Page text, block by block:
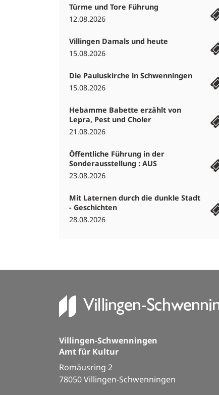
Türme und Tore Führung
12.08.2026
Villingen Damals und heute
15.08.2026
Die Pauluskirche in Schwenningen
15.08.2026
Hebamme Babette erzählt von
Lepra, Pest und Choler
21.08.2026
Öffentliche Führung in der
Sonderausstellung : AUS
23.08.2026
Mit Laternen durch die dunkle Stadt
- Geschichten
28.08.2026
Villingen-Schwenningen
Amt für Kultur
Romäusring 2
78050 Villingen-Schwenningen